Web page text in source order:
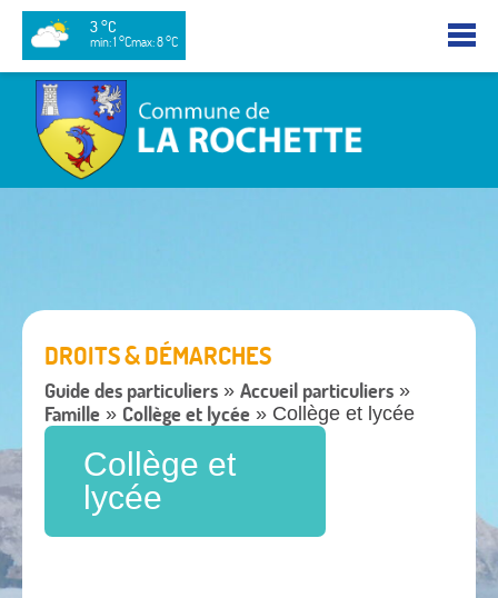
3 °C
min: 1 °Cmax: 8 °C
DROITS & DÉMARCHES
Guide des particuliers » Accueil particuliers »
Famille » Collège et lycée » Collège et lycée
Collège et
lycée